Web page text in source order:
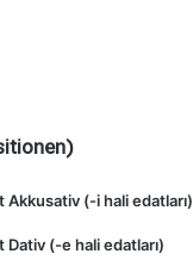
(-i hali edatları)
(-e hali edatları)